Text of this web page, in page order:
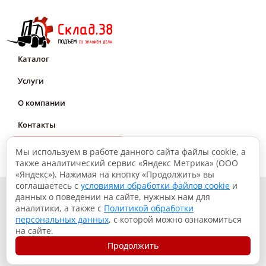
Доступны ли массивные шины STARCO Tusker в
бессажевом исполнении?
Да, они обозначаются "non-mark".
Tusker?
погрузчиков
вождение некомфортным?
средний слой, обеспечивающий максимальный комфорт при
Отличаются ли массивные шины STARCO Tusker
повышенной износостойкостью?
Да, специальная резиновая смесь и рисунок протектора
обеспечивают высокую прочность и износостойкость даже при
частых резких поворотах
Каталог
Услуги
О компании
Контакты
© 2026, Склад.38: Подъем со знанием дела
Политика конфиденциальности
Согласие на обработку данных
Использование файлов куки
Разработка сайта – Вангер.рф
Мы используем в работе данного сайта файлы cookie, а
также аналитический сервис «Яндекс Метрика» (ООО
«Яндекс»). Нажимая на кнопку «Продолжить» вы
соглашаетесь с условиями обработки файлов cookie и
данных о поведении на сайте, нужных нам для
аналитики, а также с Политикой обработки
персональных данных, с которой можно ознакомиться
на сайте.
Продолжить